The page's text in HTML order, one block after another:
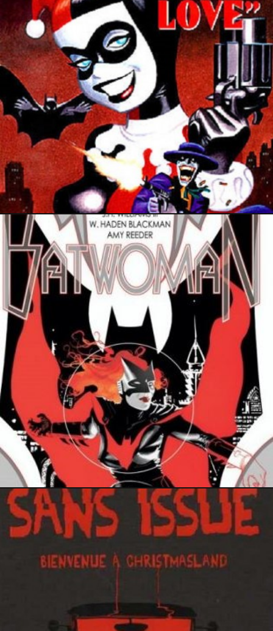
8 juillet 2017
2 mars 2016
18 février 2016